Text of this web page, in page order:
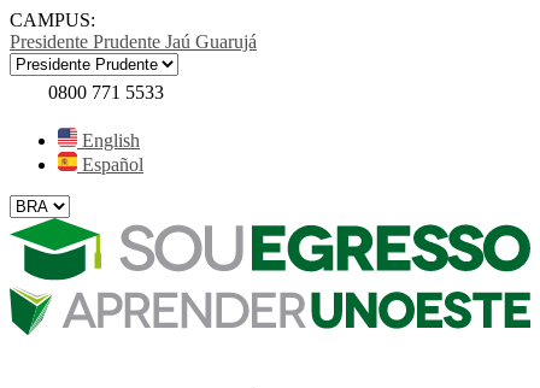
CAMPUS:
Presidente Prudente Jaú Guarujá
0800 771 5533
English
Español